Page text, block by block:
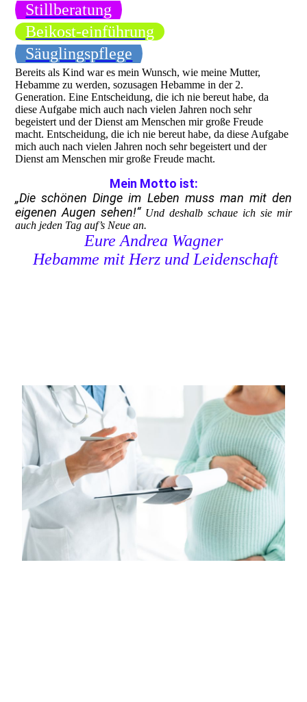
Stillberatung
Beikost-einführung
Säuglingspflege
Bereits als Kind war es mein Wunsch, wie meine Mutter,
Hebamme zu werden, sozusagen Hebamme in der 2.
Generation. Eine Entscheidung, die ich nie bereut habe, da
diese Aufgabe mich auch nach vielen Jahren noch sehr
begeistert und der Dienst am Menschen mir große Freude
macht. Entscheidung, die ich nie bereut habe, da diese Aufgabe
mich auch nach vielen Jahren noch sehr begeistert und der
Dienst am Menschen mir große Freude macht.
Mein Motto ist:
„Die schönen Dinge im Leben muss man mit den
eigenen Augen sehen!“ Und deshalb schaue ich sie mir
auch jeden Tag auf’s Neue an.
Eure Andrea Wagner
Hebamme mit Herz und Leidenschaft